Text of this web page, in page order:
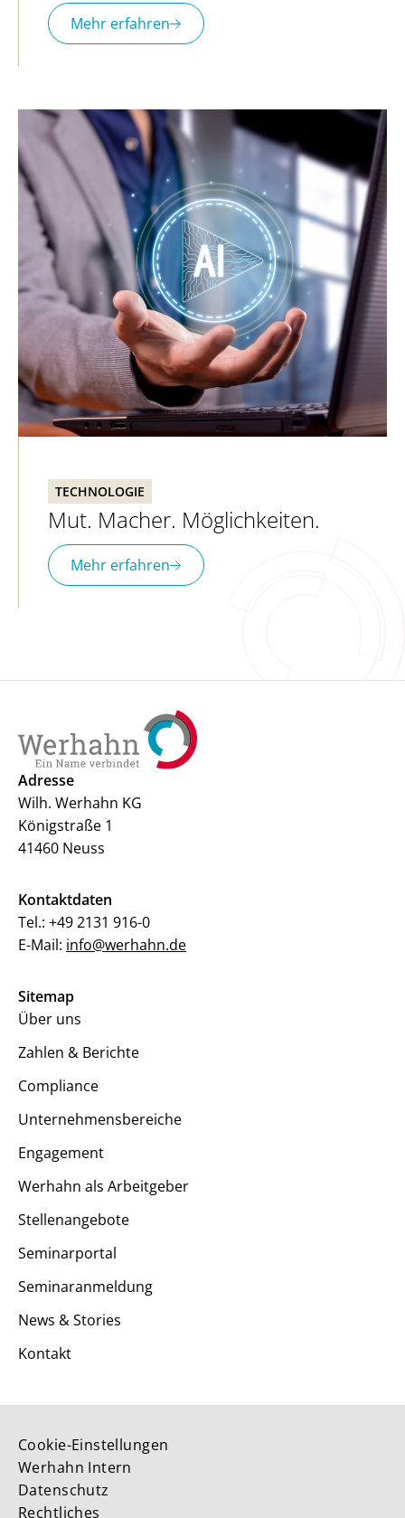
Mehr erfahren
TECHNOLOGIE
Mut. Macher. Möglichkeiten.
Mehr erfahren
Adresse
Wilh. Werhahn KG
Königstraße 1
41460 Neuss
Kontaktdaten
Tel.: +49 2131 916-0
E-Mail: info@werhahn.de
Sitemap
Über uns
Zahlen & Berichte
Compliance
Unternehmensbereiche
Engagement
Werhahn als Arbeitgeber
Stellenangebote
Seminarportal
Seminaranmeldung
News & Stories
Kontakt
Cookie-Einstellungen
Werhahn Intern
Datenschutz
Rechtliches